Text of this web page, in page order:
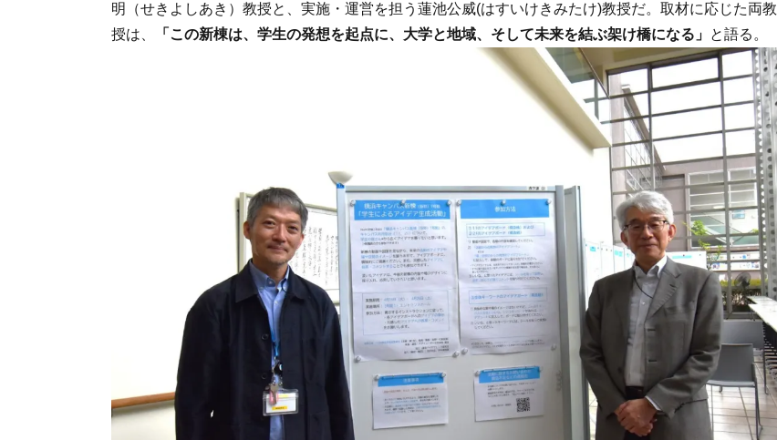
明（せきよしあき）教授と、実施・運営を担う蓮池公威(はすいけきみたけ)教授だ。取材に応じた両教
授は、
「この新棟は、学生の発想を起点に、大学と地域、そして未来を結ぶ架け橋になる」 と語る。